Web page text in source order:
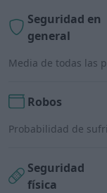
Seguridad en
general
Media de todas las
Robos
Probabilidad de
Seguridad
física